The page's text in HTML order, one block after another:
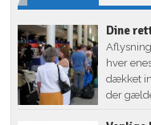
Dine
hver
dækket
der